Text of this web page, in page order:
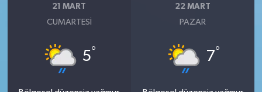
21 MART
CUMARTESI
5°
22 MART
PAZAR
7°